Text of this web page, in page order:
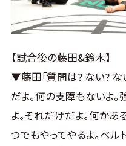
【試合後の藤田&鈴木】
▼藤田｢質問は? ない? な
だよ｡何の支障もないよ｡
よ｡それだけだよ｡何かあ
つでもやってやるよ｡ベル